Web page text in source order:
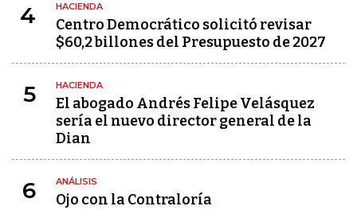
4 HACIENDA
Centro Democrático solicitó revisar
$60,2 billones del Presupuesto de 2027
5 HACIENDA
El abogado Andrés Felipe Velásquez
sería el nuevo director general de la
Dian
6 ANÁLISIS
Ojo con la Contraloría